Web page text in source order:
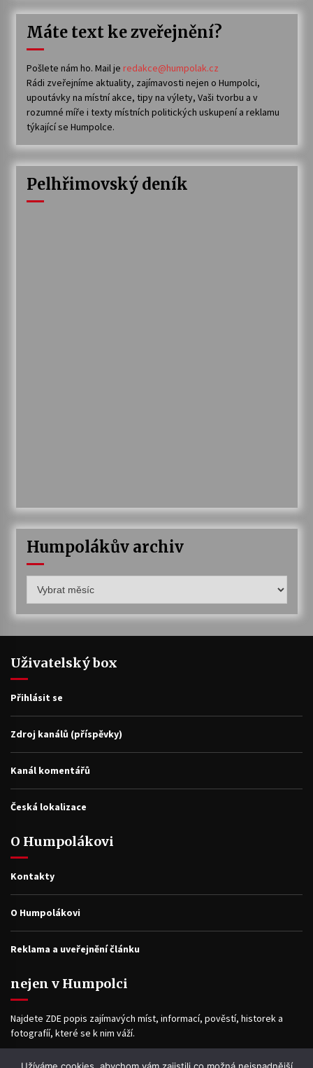
Máte text ke zveřejnění?
Pošlete nám ho. Mail je redakce@humpolak.cz
Rádi zveřejníme aktuality, zajímavosti nejen o Humpolci,
upoutávky na místní akce, tipy na výlety, Vaši tvorbu a v
rozumné míře i texty místních politických uskupení a reklamu
týkající se Humpolce.
Pelhřimovský deník
Humpolákův archiv
archiv
Uživatelský box
Přihlásit se
Zdroj kanálů (příspěvky)
Kanál komentářů
Česká lokalizace
O Humpolákovi
Kontakty
O Humpolákovi
Reklama a uveřejnění článku
nejen v Humpolci
Najdete ZDE popis zajímavých míst, informací, pověstí, historek a
fotografíí, které se k nim váží.